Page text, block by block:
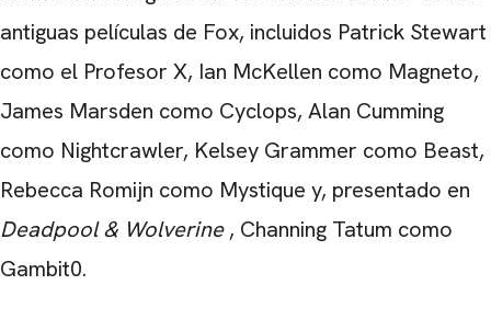
antiguas películas de Fox, incluidos Patrick Stewart
como el Profesor X, Ian McKellen como Magneto,
James Marsden como Cyclops, Alan Cumming
como Nightcrawler, Kelsey Grammer como Beast,
Rebecca Romijn como Mystique y, presentado en
Deadpool & Wolverine, Channing Tatum como
Gambit0.